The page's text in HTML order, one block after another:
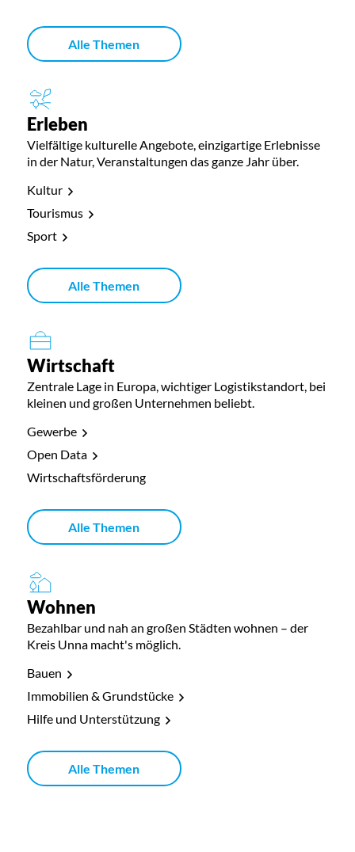
Alle Themen
Erleben
Vielfältige kulturelle Angebote, einzigartige Erlebnisse
in der Natur, Veranstaltungen das ganze Jahr über.
Kultur
Tourismus
Sport
Alle Themen
Wirtschaft
Zentrale Lage in Europa, wichtiger Logistikstandort, bei
kleinen und großen Unternehmen beliebt.
Gewerbe
Open Data
Wirtschaftsförderung
Alle Themen
Wohnen
Bezahlbar und nah an großen Städten wohnen – der
Kreis Unna macht's möglich.
Bauen
Immobilien & Grundstücke
Hilfe und Unterstützung
Alle Themen